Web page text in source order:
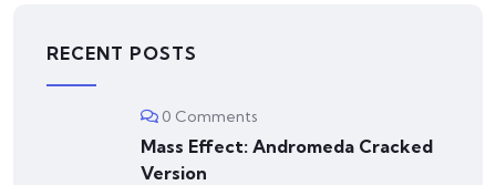
RECENT POSTS
0 Comments
Mass Effect: Andromeda Cracked
Version